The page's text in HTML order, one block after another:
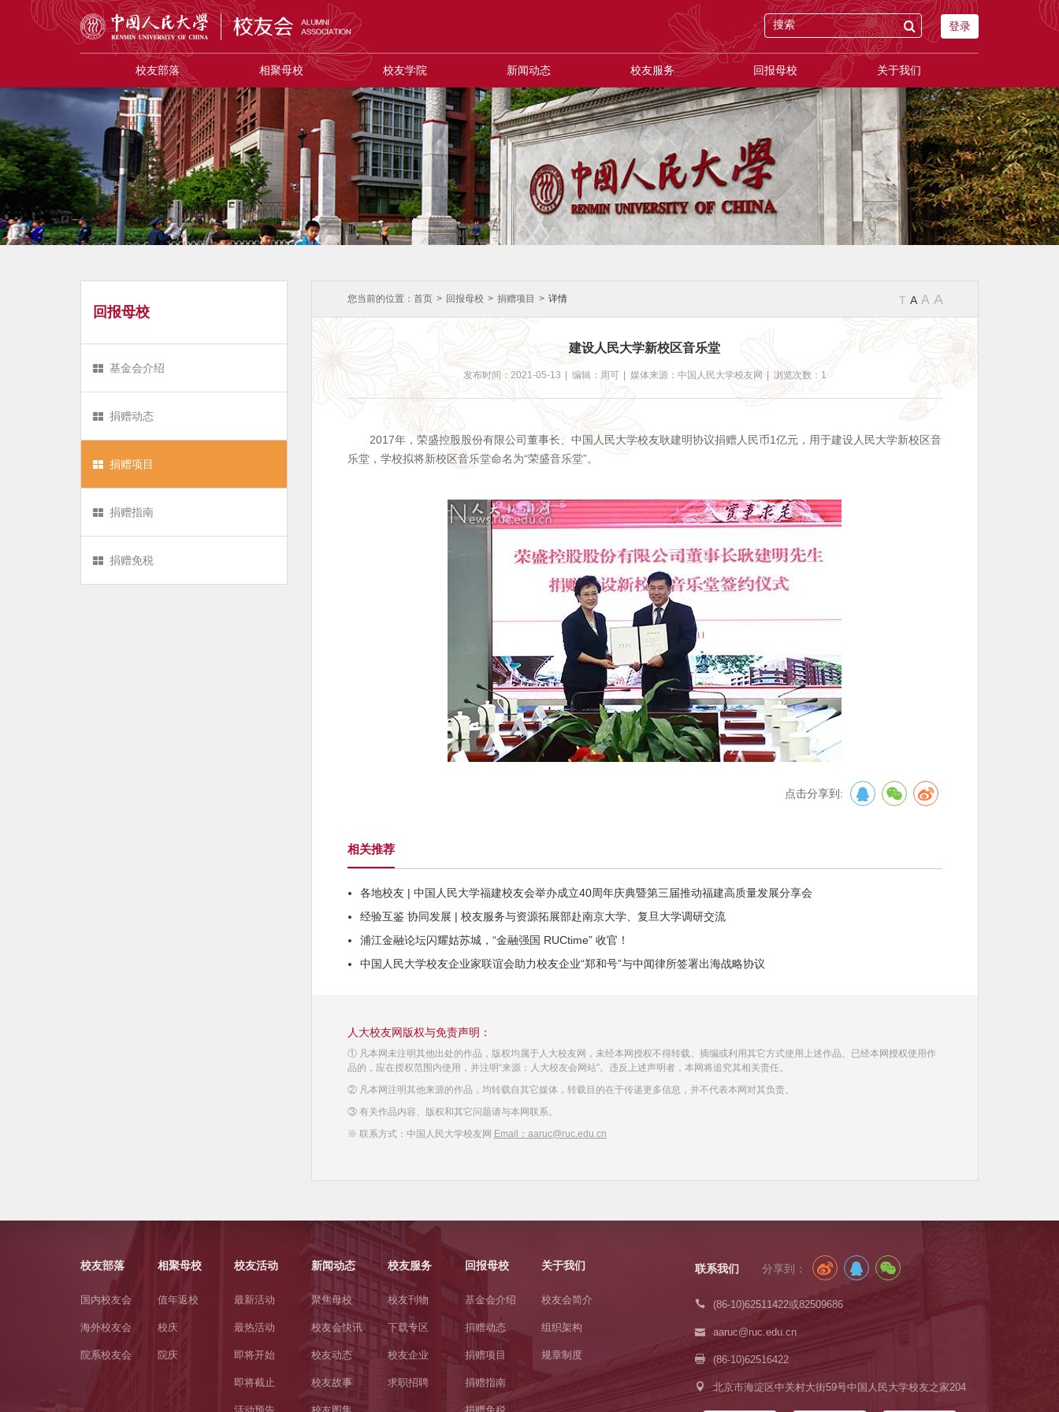
登录
校友部落 相聚母校 校友学院 新闻动态 校友服务 回报母校 关于我们
回报母校
基金会介绍
捐赠动态
捐赠项目
捐赠指南
捐赠免税
您当前的位置： 首页 > 回报母校 > 捐赠项目 > 详情 T A A A
建设人民大学新校区音乐堂
发布时间：2021-05-13 编辑：周可 媒体来源：中国人民大学校友网 浏览次数：1
2017年，荣盛控股股份有限公司董事长、中国人民大学校友耿建明协议捐赠人民币1亿元，用于建设人民大学新校区音
乐堂，学校拟将新校区音乐堂命名为“荣盛音乐堂”。
点击分享到:
相关推荐
各地校友 | 中国人民大学福建校友会举办成立40周年庆典暨第三届推动福建高质量发展分享会
经验互鉴 协同发展 | 校友服务与资源拓展部赴南京大学、复旦大学调研交流
浦江金融论坛闪耀姑苏城，“金融强国 RUCtime” 收官！
中国人民大学校友企业家联谊会助力校友企业“郑和号”与中闻律所签署出海战略协议
人大校友网版权与免责声明：
① 凡本网未注明其他出处的作品，版权均属于人大校友网，未经本网授权不得转载、摘编或利用其它方式使用上述作品。已经本网授权使用作
品的，应在授权范围内使用，并注明“来源：人大校友会网站”。违反上述声明者，本网将追究其相关责任。
② 凡本网注明其他来源的作品，均转载自其它媒体，转载目的在于传递更多信息，并不代表本网对其负责。
③ 有关作品内容、版权和其它问题请与本网联系。
※ 联系方式：中国人民大学校友网 Email：aaruc@ruc.edu.cn
校友部落
国内校友会
海外校友会
院系校友会
相聚母校
值年返校
校庆
院庆
校友活动
最新活动
最热活动
即将开始
即将截止
新闻动态
聚焦母校
校友会快讯
校友动态
校友故事
校友服务
校友刊物
下载专区
校友企业
求职招聘
回报母校
基金会介绍
捐赠动态
捐赠项目
捐赠指南
关于我们
校友会简介
组织架构
规章制度
联系我们 分享到：
(86-10)62511422或82509686
aaruc@ruc.edu.cn
(86-10)62516422
北京市海淀区中关村大街59号中国人民大学校友之家204